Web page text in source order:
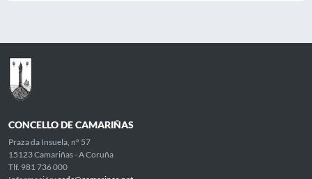
CONCELLO DE CAMARIÑAS
Praza da Insuela, nº 57
15123 Camariñas - A Coruña
Tlf. 981 736 000